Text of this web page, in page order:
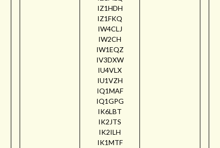
IZ1HDH
IZ1FKQ
IW4CLJ
IW2CH
IW1EQZ
IV3DXW
IU4VLX
IU1VZH
IQ1MAF
IQ1GPG
IK6LBT
IK2JTS
IK2ILH
IK1MTF